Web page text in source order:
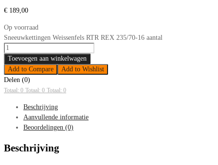
€ 189,00
Op voorraad
Sneeuwkettingen Weissenfels RTR REX 235/70-16 aantal
Toevoegen aan winkelwagen
Add to Compare
Add to Wishlist
Delen (0)
Totaal: 0 Totaal: 0 Totaal: 0
Beschrijving
Aanvullende informatie
Beoordelingen (0)
Beschrijving